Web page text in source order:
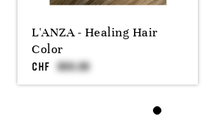
L'ANZA - Healing Hair
Color
CHF